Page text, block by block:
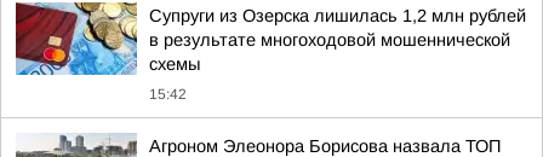
Супруги из Озерска лишилась 1,2 млн рублей
в результате многоходовой мошеннической
схемы
15:42
Агроном Элеонора Борисова назвала ТОП